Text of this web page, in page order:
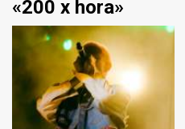
«200 x hora»